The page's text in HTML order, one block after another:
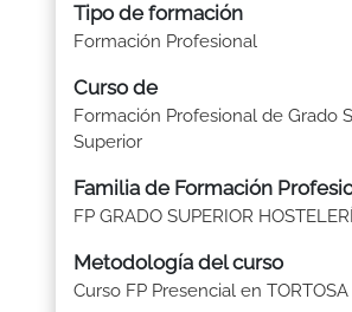
Tipo de formación
Formación Profesional
Curso de
Formación Profesional de Grado
Superior
Familia de Formación
FP GRADO SUPERIOR
Metodología del curso
Curso FP Presencial en TORTOSA